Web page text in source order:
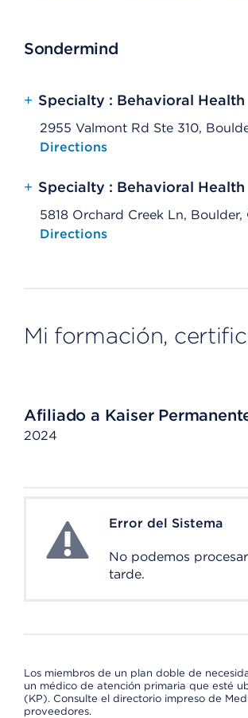
Sondermind
+ Specialty : Behavioral Health
2955 Valmont Rd Ste 310,
Opens native map application on
Directions
+ Specialty : Behavioral Health
5818 Orchard Creek Ln, Boulder,
Opens native map application on
Directions
Mi formación,
Afiliado a Kaiser
2024
System ErrorError del Sistema
No podemos
tarde.
Los miembros de un plan doble de
un médico de atención primaria que esté
(KP). Consulte el directorio impreso de
proveedores.